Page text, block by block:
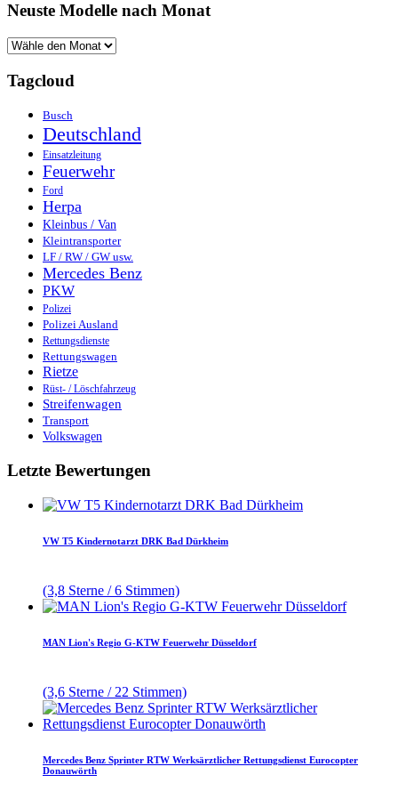
Neuste Modelle nach Monat
Tagcloud
Busch
Deutschland
Einsatzleitung
Feuerwehr
Ford
Herpa
Kleinbus / Van
Kleintransporter
LF / RW / GW usw.
Mercedes Benz
PKW
Polizei
Polizei Ausland
Rettungsdienste
Rettungswagen
Rietze
Rüst- / Löschfahrzeug
Streifenwagen
Transport
Volkswagen
Letzte Bewertungen
VW T5 Kindernotarzt DRK Bad Dürkheim
(3,8 Sterne / 6 Stimmen)
MAN Lion's Regio G-KTW Feuerwehr Düsseldorf
(3,6 Sterne / 22 Stimmen)
Mercedes Benz Sprinter RTW Werksärztlicher Rettungsdienst Eurocopter
Donauwörth